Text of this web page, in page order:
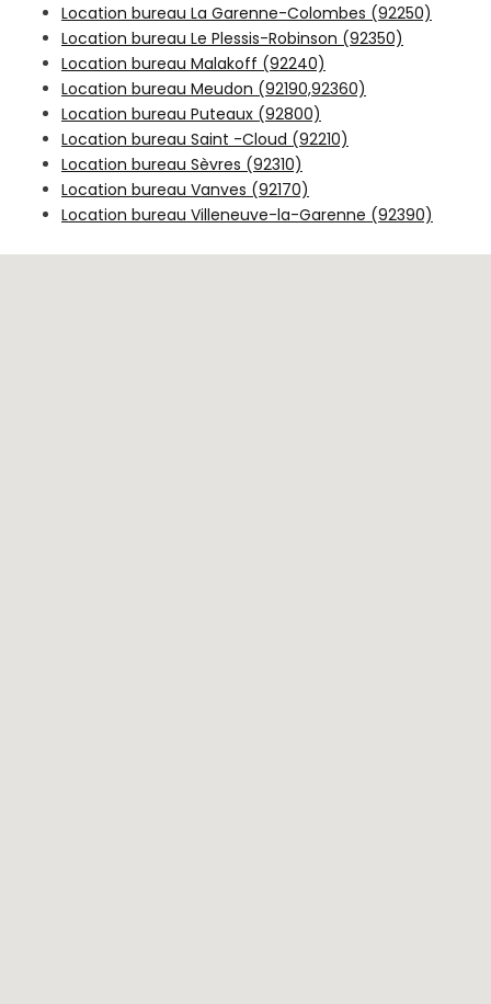
Location bureau La Garenne-Colombes (92250)
Location bureau Le Plessis-Robinson (92350)
Location bureau Malakoff (92240)
Location bureau Meudon (92190,92360)
Location bureau Puteaux (92800)
Location bureau Saint -Cloud (92210)
Location bureau Sèvres (92310)
Location bureau Vanves (92170)
Location bureau Villeneuve-la-Garenne (92390)